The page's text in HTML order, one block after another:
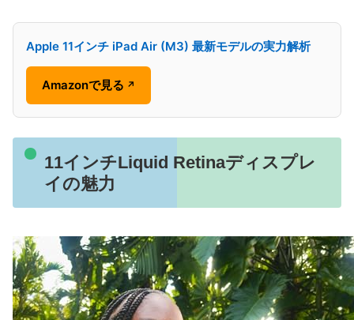
Apple 11インチ iPad Air (M3) 最新モデルの実力解析
Amazonで見る ↗
11インチLiquid Retinaディスプレ
イの魅力